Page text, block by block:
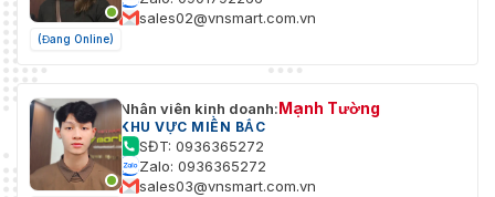
(Đang Online)
sales02@vnsmart.com.vn
Nhân viên kinh doanh:Mạnh Tường
KHU VỰC MIỀN BẮC
SĐT: 0936365272
Zalo: 0936365272
sales03@vnsmart.com.vn